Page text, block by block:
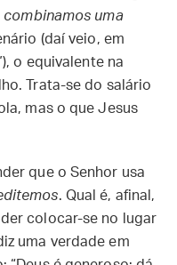
uma
(daí veio, em
o equivalente na
Trata-se do salário
mas o que Jesus
que o Senhor usa
. Qual é, afinal,
colocar-se no lugar
uma verdade em